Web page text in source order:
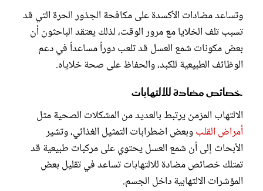
وتساعد مضادات الأكسدة على مكافحة الجذور الحرة التي قد
تسبب تلف الخلايا مع مرور الوقت، لذلك يعتقد الباحثون أن
بعض مكونات شمع العسل قد تلعب دوراً مساعداً في دعم
الوظائف الطبيعية للكبد، والحفاظ على صحة خلاياه.
خصائص مضادة للالتهابات
الالتهاب المزمن يرتبط بالعديد من المشكلات الصحية مثل
أمراض القلبوبعض اضطرابات التمثيل الغذائي، وتشير
الأبحاث إلى أن شمع العسل يحتوي على مركبات طبيعية قد
تمتلك خصائص مضادة للالتهابات تساعد في تقليل بعض
المؤشرات الالتهابية داخل الجسم.